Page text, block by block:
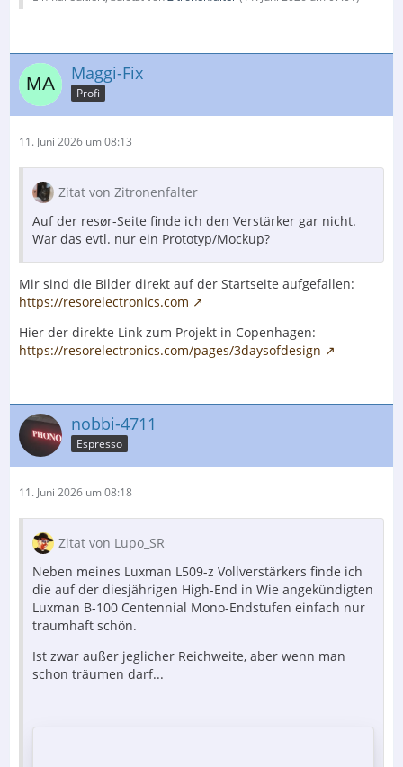
Maggi-Fix
Profi
11. Juni 2026 um 08:13
Zitat von Zitronenfalter
Auf der resør-Seite finde ich den Verstärker gar nicht.
War das evtl. nur ein Prototyp/Mockup?
Mir sind die Bilder direkt auf der Startseite aufgefallen:
https://resorelectronics.com
Hier der direkte Link zum Projekt in Copenhagen:
https://resorelectronics.com/pages/3daysofdesign
nobbi-4711
Espresso
11. Juni 2026 um 08:18
Zitat von Lupo_SR
Neben meines Luxman L509-z Vollverstärkers finde ich
die auf der diesjährigen High-End in Wie angekündigten
Luxman B-100 Centennial Mono-Endstufen einfach nur
traumhaft schön.
Ist zwar außer jeglicher Reichweite, aber wenn man
schon träumen darf...